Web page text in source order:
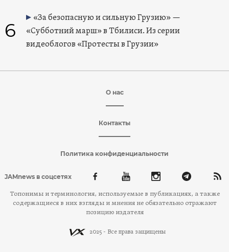
6
«За безопасную и сильную Грузию» —
«Субботний марш» в Тбилиси. Из серии
видеоблогов «Протесты в Грузии»
О нас
Контакты
Политика конфиденциальности
JAMnews в соцсетях
Топонимы и терминология, используемые в публикациях, а также
содержащиеся в них взгляды и мнения не обязательно отражают
позицию издателя
2025 - Все права защищены